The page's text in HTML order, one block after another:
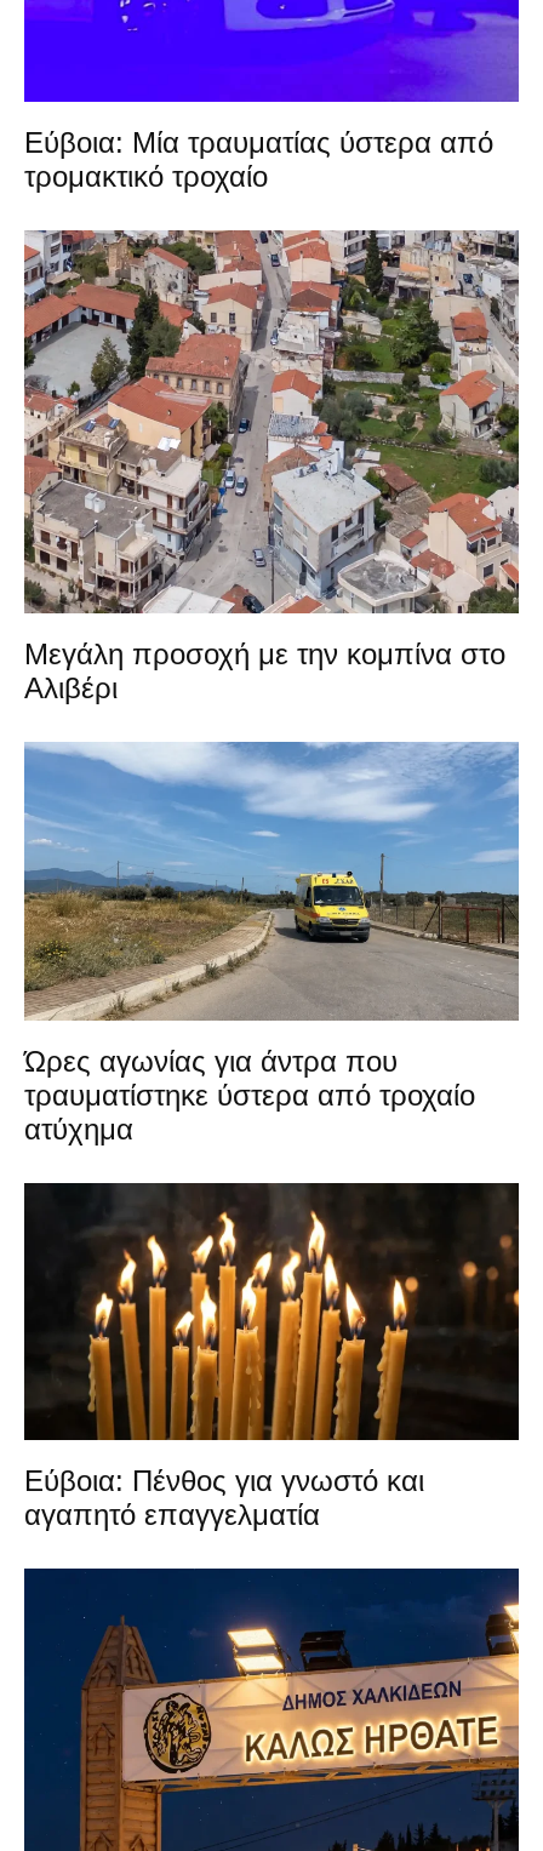
Εύβοια: Μία τραυματίας ύστερα από
τρομακτικό τροχαίο
Μεγάλη προσοχή με την κομπίνα στο
Αλιβέρι
Ώρες αγωνίας για άντρα που
τραυματίστηκε ύστερα από τροχαίο
ατύχημα
Εύβοια: Πένθος για γνωστό και
αγαπητό επαγγελματία